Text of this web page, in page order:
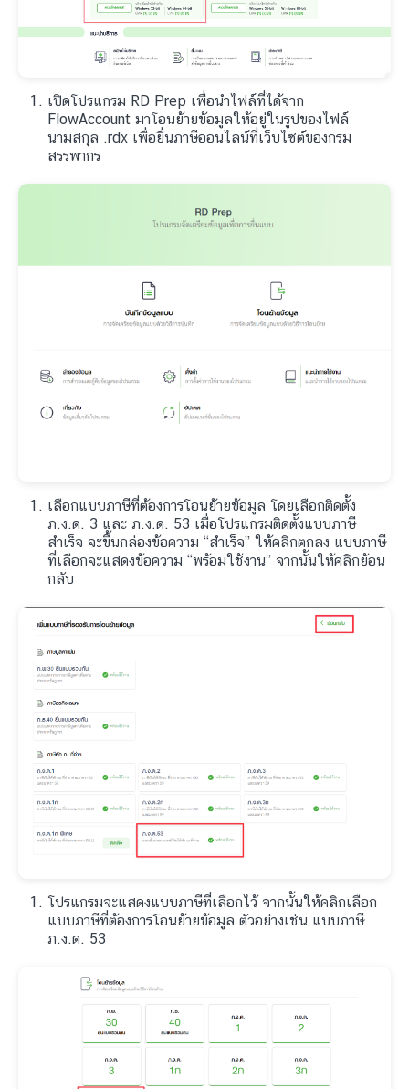
เปิดโปรแกรม RD Prep เพื่อนำไฟล์ที่ได้จาก
FlowAccount มาโอนย้ายข้อมูลให้อยู่ในรูปของไฟล์
นามสกุล .rdx เพื่อยื่นภาษีออนไลน์ที่เว็บไซต์ของกรม
สรรพากร
เลือกแบบภาษีที่ต้องการโอนย้ายข้อมูล โดยเลือกติดตั้ง
ภ.ง.ด. 3 และ ภ.ง.ด. 53 เมื่อโปรแกรมติดตั้งแบบภาษี
สำเร็จ จะขึ้นกล่องข้อความ “สำเร็จ” ให้คลิกตกลง แบบภาษี
ที่เลือกจะแสดงข้อความ “พร้อมใช้งาน” จากนั้นให้คลิกย้อน
กลับ
โปรแกรมจะแสดงแบบภาษีที่เลือกไว้ จากนั้นให้คลิกเลือก
แบบภาษีที่ต้องการโอนย้ายข้อมูล ตัวอย่างเช่น แบบภาษี
ภ.ง.ด. 53